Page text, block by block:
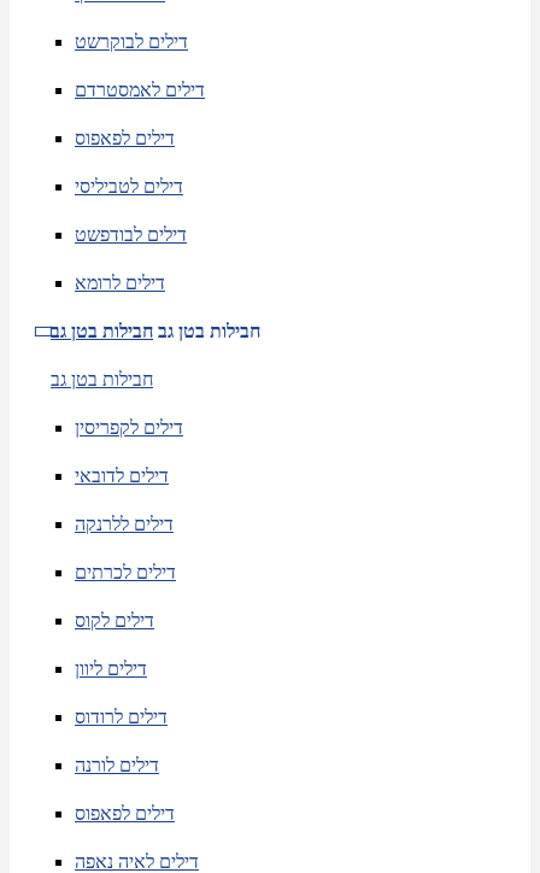
דילים לבוקרשט
דילים לאמסטרדם
דילים לפאפוס
דילים לטביליסי
דילים לבודפשט
דילים לרומא
חבילות בטן גב חבילות בטן גב
חבילות בטן גב
דילים לקפריסין
דילים לדובאי
דילים ללרנקה
דילים לכרתים
דילים לקוס
דילים ליוון
דילים לרודוס
דילים לורנה
דילים לפאפוס
דילים לאיה נאפה